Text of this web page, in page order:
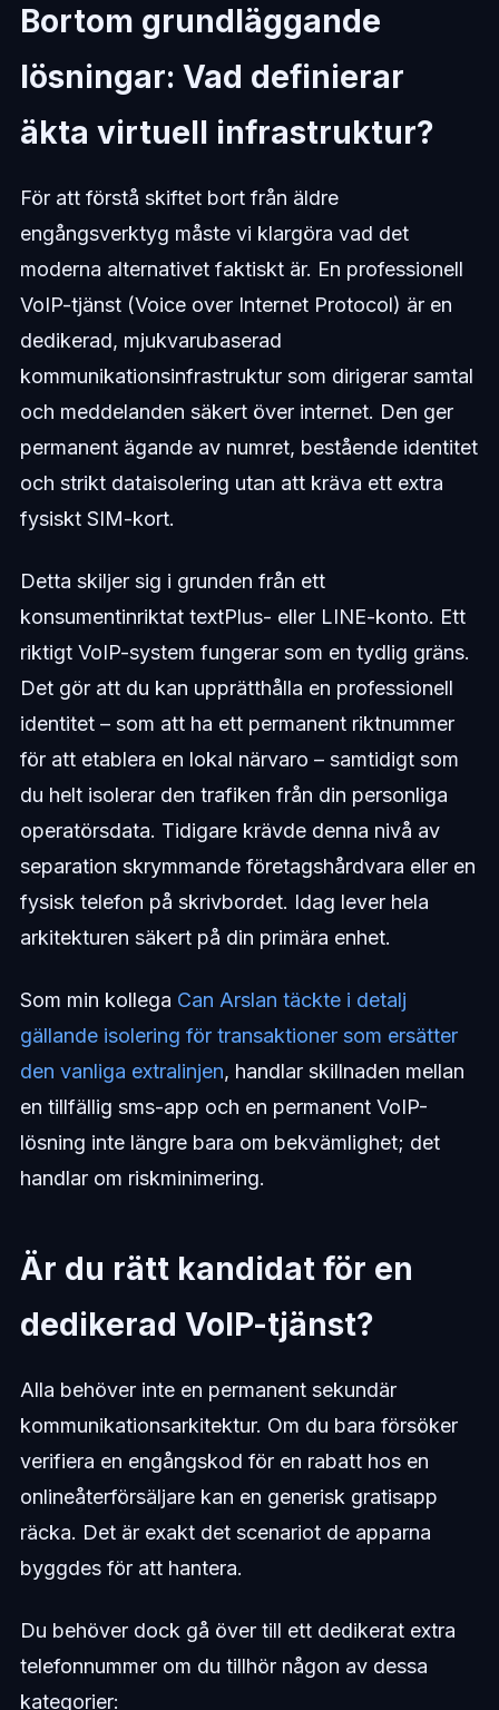
Bortom grundläggande
lösningar: Vad definierar
äkta virtuell infrastruktur?
För att förstå skiftet bort från äldre
engångsverktyg måste vi klargöra vad det
moderna alternativet faktiskt är. En professionell
VoIP-tjänst (Voice over Internet Protocol) är en
dedikerad, mjukvarubaserad
kommunikationsinfrastruktur som dirigerar samtal
och meddelanden säkert över internet. Den ger
permanent ägande av numret, bestående identitet
och strikt dataisolering utan att kräva ett extra
fysiskt SIM-kort.
Detta skiljer sig i grunden från ett
konsumentinriktat textPlus- eller LINE-konto. Ett
riktigt VoIP-system fungerar som en tydlig gräns.
Det gör att du kan upprätthålla en professionell
identitet – som att ha ett permanent riktnummer
för att etablera en lokal närvaro – samtidigt som
du helt isolerar den trafiken från din personliga
operatörsdata. Tidigare krävde denna nivå av
separation skrymmande företagshårdvara eller en
fysisk telefon på skrivbordet. Idag lever hela
arkitekturen säkert på din primära enhet.
Som min kollega Can Arslan täckte i detalj
gällande isolering för transaktioner som ersätter
den vanliga extralinjen, handlar skillnaden mellan
en tillfällig sms-app och en permanent VoIP-
lösning inte längre bara om bekvämlighet; det
handlar om riskminimering.
Är du rätt kandidat för en
dedikerad VoIP-tjänst?
Alla behöver inte en permanent sekundär
kommunikationsarkitektur. Om du bara försöker
verifiera en engångskod för en rabatt hos en
onlineåterförsäljare kan en generisk gratisapp
räcka. Det är exakt det scenariot de apparna
byggdes för att hantera.
Du behöver dock gå över till ett dedikerat extra
telefonnummer om du tillhör någon av dessa
kategorier: